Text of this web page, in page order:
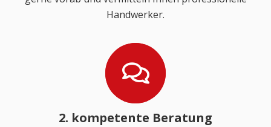
Handwerker.
2. kompetente Beratung